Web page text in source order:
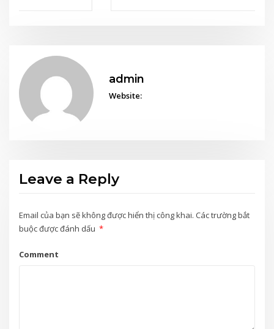
admin
Website:
Leave a Reply
Email của bạn sẽ không được hiển thị công khai. Các trường bắt
buộc được đánh dấu *
Comment